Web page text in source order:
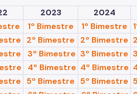
2023 2024
1º Bimestre 1º Bimestre
2º Bimestre 2º Bimestre
3º Bimestre 3º Bimestre
4º Bimestre 4º Bimestre
5º Bimestre 5º Bimestre